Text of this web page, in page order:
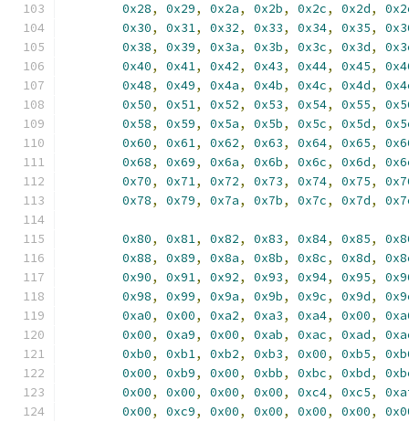
0x28, 0x29, 0x2a, 0x2b, 0x2c, 0x2d,
0x30, 0x31, 0x32, 0x33, 0x34, 0x35,
0x38, 0x39, 0x3a, 0x3b, 0x3c, 0x3d,
0x40, 0x41, 0x42, 0x43, 0x44, 0x45,
0x48, 0x49, 0x4a, 0x4b, 0x4c, 0x4d,
0x50, 0x51, 0x52, 0x53, 0x54, 0x55,
0x58, 0x59, 0x5a, 0x5b, 0x5c, 0x5d,
0x60, 0x61, 0x62, 0x63, 0x64, 0x65,
0x68, 0x69, 0x6a, 0x6b, 0x6c, 0x6d,
0x70, 0x71, 0x72, 0x73, 0x74, 0x75,
0x78, 0x79, 0x7a, 0x7b, 0x7c, 0x7d,
0x80, 0x81, 0x82, 0x83, 0x84, 0x85,
0x88, 0x89, 0x8a, 0x8b, 0x8c, 0x8d,
0x90, 0x91, 0x92, 0x93, 0x94, 0x95,
0x98, 0x99, 0x9a, 0x9b, 0x9c, 0x9d,
0xa0, 0x00, 0xa2, 0xa3, 0xa4, 0x00,
0x00, 0xa9, 0x00, 0xab, 0xac, 0xad,
0xb0, 0xb1, 0xb2, 0xb3, 0x00, 0xb5,
0x00, 0xb9, 0x00, 0xbb, 0xbc, 0xbd,
0x00, 0x00, 0x00, 0x00, 0xc4, 0xc5,
0x00, 0xc9, 0x00, 0x00, 0x00, 0x00,